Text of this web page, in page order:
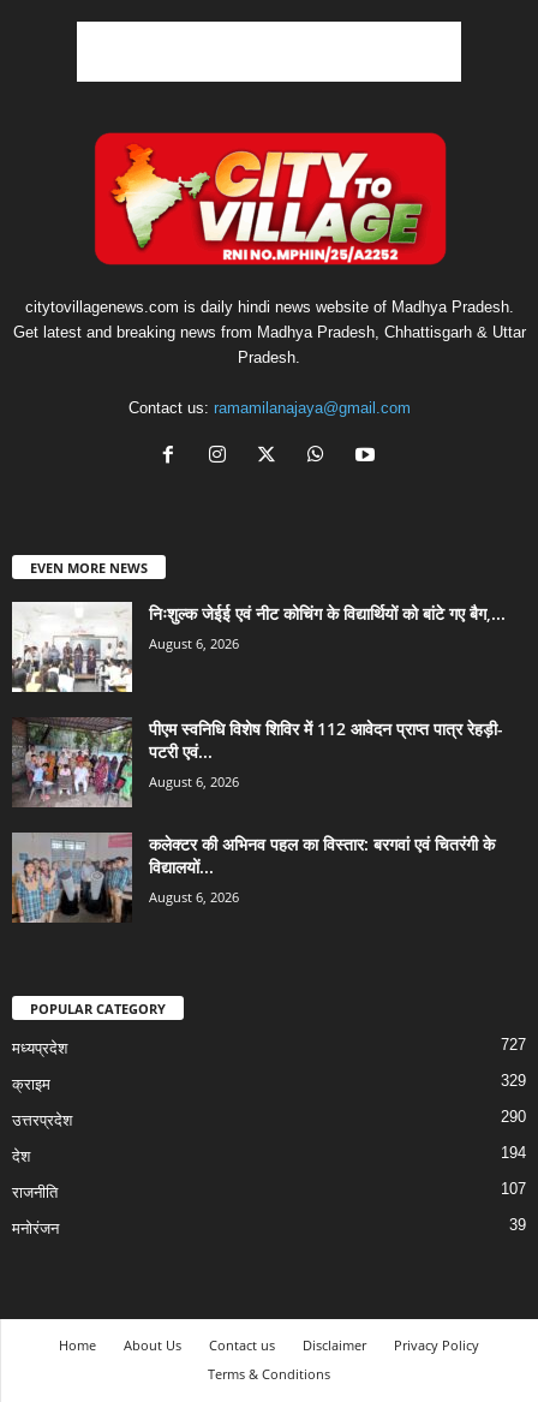
citytovillagenews.com is daily hindi news website of Madhya Pradesh.
Get latest and breaking news from Madhya Pradesh, Chhattisgarh & Uttar
Pradesh.
Contact us: ramamilanajaya@gmail.com
EVEN MORE NEWS
निःशुल्क जेईई एवं नीट कोचिंग के विद्यार्थियों को बांटे गए बैग,...
August 6, 2026
पीएम स्वनिधि विशेष शिविर में 112 आवेदन प्राप्त पात्र रेहड़ी-
पटरी एवं...
August 6, 2026
कलेक्टर की अभिनव पहल का विस्तार: बरगवां एवं चितरंगी के
विद्यालयों...
August 6, 2026
POPULAR CATEGORY
मध्यप्रदेश 727
क्राइम 329
उत्तरप्रदेश 290
देश 194
राजनीति 107
मनोरंजन 39
Home About Us Contact us Disclaimer
Privacy Policy
Terms & Conditions